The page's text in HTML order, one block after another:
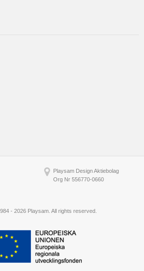
Playsam Design Aktiebolag
Org Nr 556770-0660
- 2026 Playsam. All rights reserved.